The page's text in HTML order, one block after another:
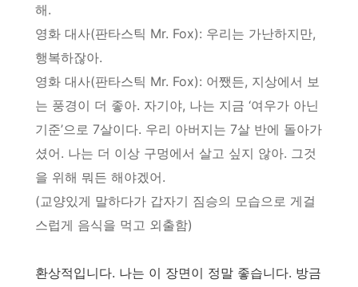
해.
영화 대사(판타스틱 Mr. Fox): 우리는 가난하지만,
행복하잖아.
영화 대사(판타스틱 Mr. Fox): 어쨌든, 지상에서 보
는 풍경이 더 좋아. 자기야, 나는 지금 ‘여우가 아닌
기준’으로 7살이다. 우리 아버지는 7살 반에 돌아가
셨어. 나는 더 이상 구멍에서 살고 싶지 않아. 그것
을 위해 뭐든 해야겠어.
(교양있게 말하다가 갑자기 짐승의 모습으로 게걸
스럽게 음식을 먹고 외출함)
환상적입니다. 나는 이 장면이 정말 좋습니다. 방금